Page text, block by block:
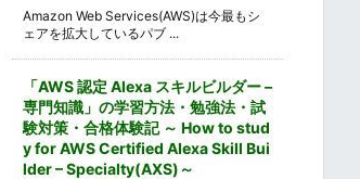
Amazon Web Services(AWS)は今最もシ
ェアを拡大しているパブ ...
「AWS 認定 Alexa スキルビルダー –
専門知識」の学習方法・勉強法・試
験対策・合格体験記 ～ How to stud
y for AWS Certified Alexa Skill Bui
lder – Specialty(AXS)～